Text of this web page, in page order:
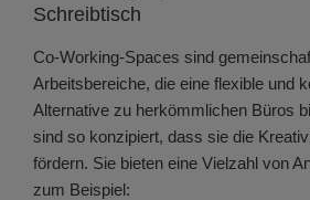
Schreibtisch
Co-Working-Spaces sind
Arbeitsbereiche, die eine flexible und
Alternative zu herkömmlichen Büros
sind so konzipiert, dass sie die
fördern. Sie bieten eine Vielzahl von
zum Beispiel: